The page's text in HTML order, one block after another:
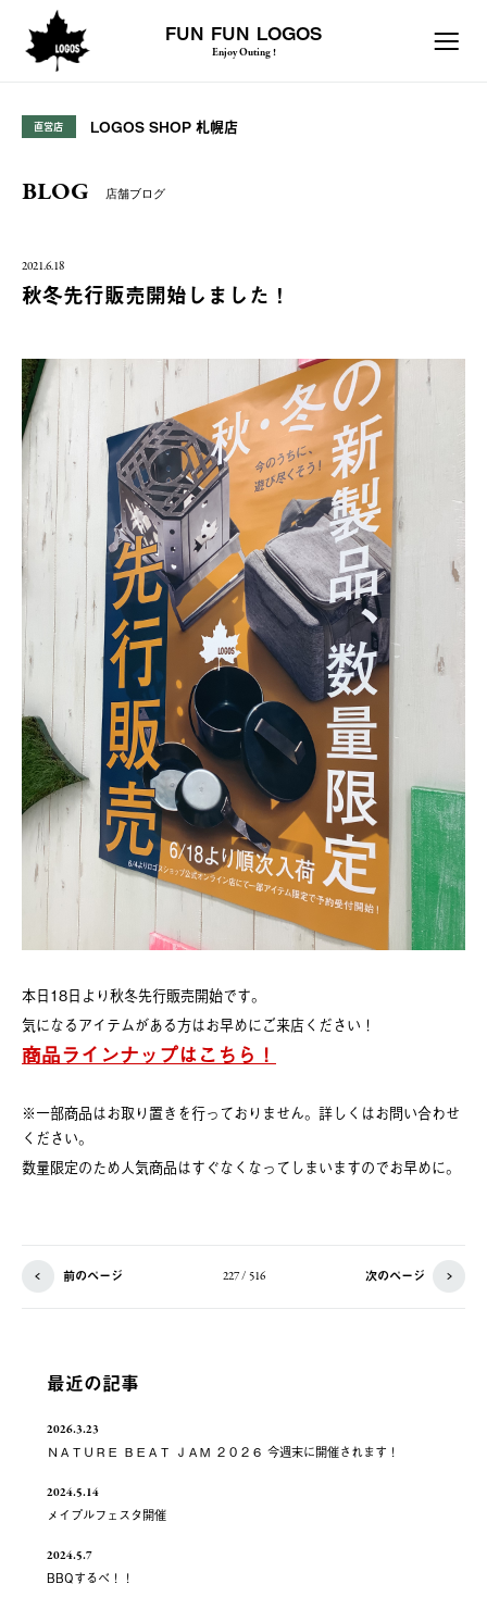
FUN FUN LOGOS
Enjoy Outing !
直営店 LOGOS SHOP 札幌店
BLOG 店舗ブログ
2021.6.18
秋冬先行販売開始しました！
本日18日より秋冬先行販売開始です。
気になるアイテムがある方はお早めにご来店ください！
商品ラインナップはこちら！
※一部商品はお取り置きを行っておりません。詳しくはお問い合わせ
ください。
数量限定のため人気商品はすぐなくなってしまいますのでお早めに。
前のページ 227 / 516 次のページ
最近の記事
2026.3.23
ＮＡＴＵＲＥ ＢＥＡＴ ＪＡＭ ２０２６ 今週末に開催されます！
2024.5.14
メイプルフェスタ開催
2024.5.7
BBQするべ！！